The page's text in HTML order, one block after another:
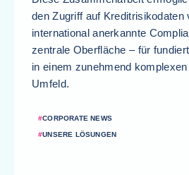
den Zugriff auf Kreditrisikodaten
international anerkannte
zentrale Oberfläche – für
in einem zunehmend
Umfeld.
#CORPORATE NEWS
#UNSERE LÖSUNGEN